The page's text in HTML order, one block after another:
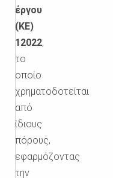
έργου
(ΚΕ)
12022,
το
οποίο
χρηματοδοτείται
από
ίδιους
πόρους,
εφαρμόζοντας
την